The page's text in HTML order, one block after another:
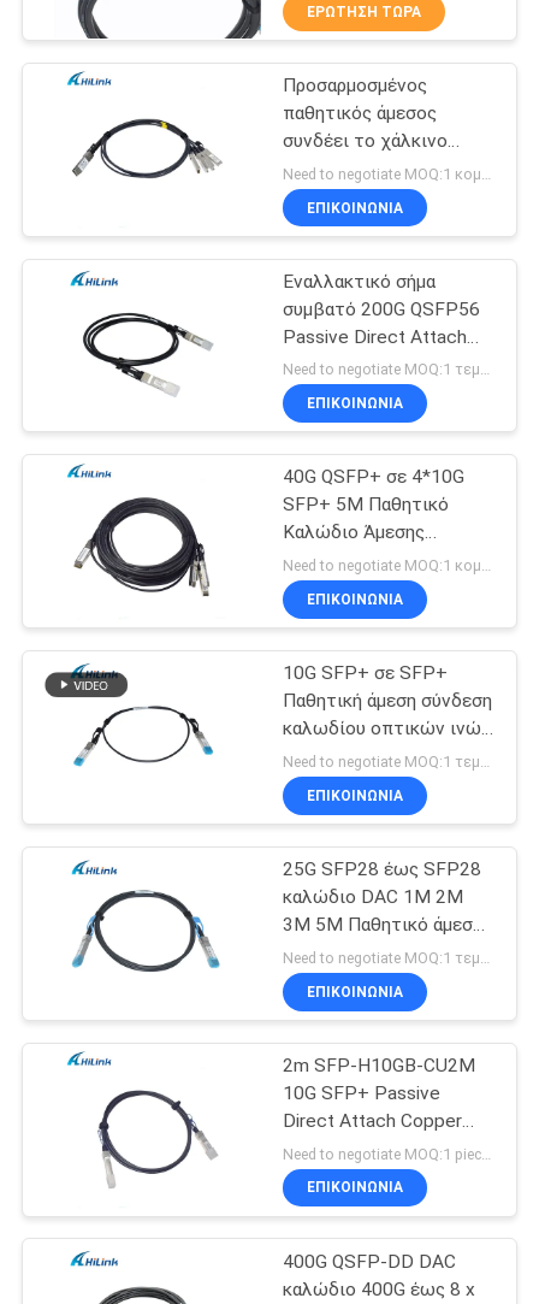
ΈΛΕΓΧΟΣ
ΠΟΙΌΤΗΤΑΣ
ΕΠΙΚΟΙΝΩΝΉΣΤΕ
ΜΑΖΊ
ΕΙΔΉΣΕΙΣ
ΥΠΟΘΈΣΕΙΣ
ΖΗΤΉΣΤΕ
ΜΙΑ
ΠΡΟΣΦΟΡΆ
ΠΟΛΙΤΙΚΉ
ΑΠΟΡΡΉΤΟΥ
SFP+ ενότητα
πομποδεκτών
Ενότητα CWDM
Mux Demux
77
dwdm mux demux
64
x2 ενότητα
πομποδεκτών
23
πομποδέκτης XFP
ΕΡΏΤΗΣΗ ΤΏΡΑ
Προσαρμοσμένος
παθητικός άμεσος
συνδέει το χάλκινο
καλώδιο 40G QSFP+ με
4x10G SFP+
ΕΠΙΚΟΙΝΩΝΙΑ
Εναλλακτικό σήμα
συμβατό 200G QSFP56
Passive Direct Attach
Copper Twinax Cable 2M
PVC QSFP56 200G DAC
Cable
Need to negotiate MOQ:1 τεμάχια
ΕΠΙΚΟΙΝΩΝΙΑ
40G QSFP+ σε 4*10G
SFP+ 5M Παθητικό
Καλώδιο Άμεσης
Σύνδεσης Χαλκού (DAC)
για Κέντρα Δεδομένων
Ethernet 10G/40Gigabit
Need to negotiate MOQ:1 κομμάτια
ΕΠΙΚΟΙΝΩΝΙΑ
10G SFP+ σε SFP+
Παθητική άμεση σύνδεση
καλωδίου οπτικών ινών
DAC 1M 10G καλωδίου
DAC
ΕΠΙΚΟΙΝΩΝΙΑ
25G SFP28 έως SFP28
καλώδιο DAC 1M 2M
3M 5M Παθητικό άμεσο
συνδέσιμο καλώδιο
χαλκού Twinax
ΕΠΙΚΟΙΝΩΝΙΑ
2m SFP-H10GB-CU2M
10G SFP+ Passive
Direct Attach Copper
Twinax DAC Cable
ΕΠΙΚΟΙΝΩΝΙΑ
400G QSFP-DD DAC
καλώδιο 400G έως 8 x